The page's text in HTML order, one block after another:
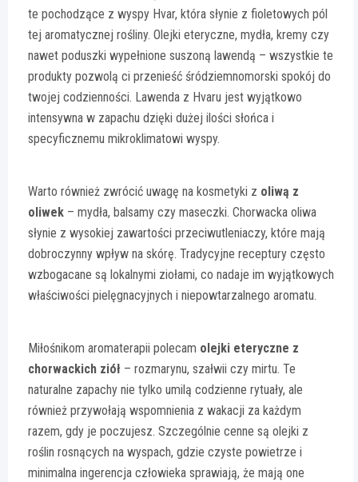
te pochodzące z wyspy Hvar, która słynie z fioletowych pól
tej aromatycznej rośliny. Olejki eteryczne, mydła, kremy czy
nawet poduszki wypełnione suszoną lawendą – wszystkie te
produkty pozwolą ci przenieść śródziemnomorski spokój do
twojej codzienności. Lawenda z Hvaru jest wyjątkowo
intensywna w zapachu dzięki dużej ilości słońca i
specyficznemu mikroklimatowi wyspy.
Warto również zwrócić uwagę na kosmetyki z oliwą z
oliwek – mydła, balsamy czy maseczki. Chorwacka oliwa
słynie z wysokiej zawartości przeciwutleniaczy, które mają
dobroczynny wpływ na skórę. Tradycyjne receptury często
wzbogacane są lokalnymi ziołami, co nadaje im wyjątkowych
właściwości pielęgnacyjnych i niepowtarzalnego aromatu.
Miłośnikom aromaterapii polecam olejki eteryczne z
chorwackich ziół – rozmarynu, szałwii czy mirtu. Te
naturalne zapachy nie tylko umilą codzienne rytuały, ale
również przywołają wspomnienia z wakacji za każdym
razem, gdy je poczujesz. Szczególnie cenne są olejki z
roślin rosnących na wyspach, gdzie czyste powietrze i
minimalna ingerencja człowieka sprawiają, że mają one